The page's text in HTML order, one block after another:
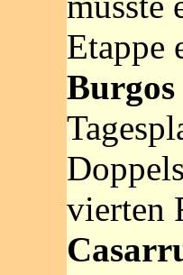
Etappe
Burgos
vierten